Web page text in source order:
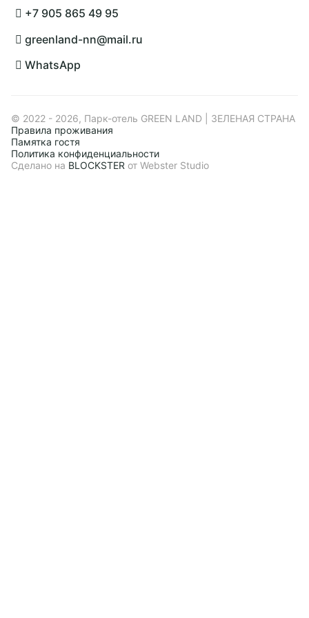
+7 905 865 49 95
greenland-nn@mail.ru
WhatsApp
© 2022 - 2026, Парк-отель GREEN LAND | ЗЕЛЕНАЯ СТРАНА
Правила проживания
Памятка гостя
Политика конфиденциальности
Сделано на BLOCKSTER от Webster Studio